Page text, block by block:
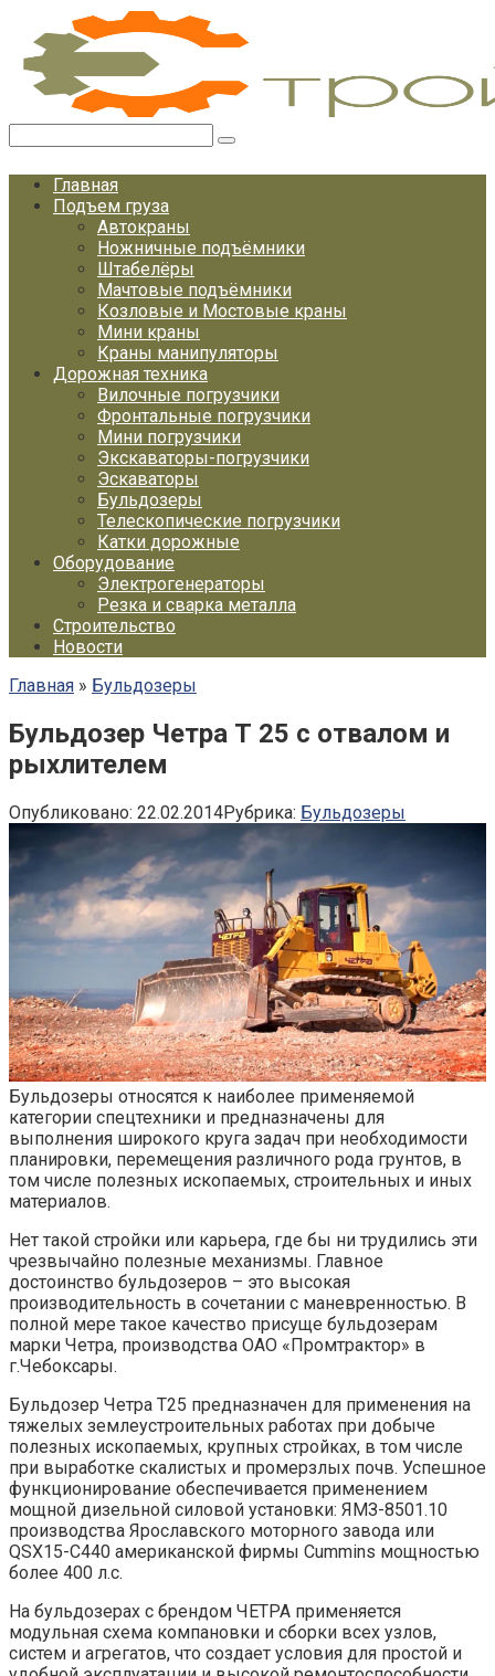
Перейти
контенту
Главная
Подъем груза
Автокраны
Ножничные подъёмники
Штабелёры
Мачтовые подъёмники
Козловые и Мостовые краны
Мини краны
Краны манипуляторы
Дорожная техника
Вилочные погрузчики
Фронтальные погрузчики
Мини погрузчики
Экскаваторы-погрузчики
Эскаваторы
Бульдозеры
Телескопические погрузчики
Катки дорожные
Оборудование
Электрогенераторы
Резка и сварка металла
Строительство
Новости
Главная » Бульдозеры
Бульдозер Четра Т 25 с отвалом и
рыхлителем
Опубликовано: 22.02.2014Рубрика: Бульдозеры
Бульдозеры относятся к наиболее применяемой
категории спецтехники и предназначены для
выполнения широкого круга задач при необходимости
планировки, перемещения различного рода грунтов, в
том числе полезных ископаемых, строительных и иных
материалов.
Нет такой стройки или карьера, где бы ни трудились эти
чрезвычайно полезные механизмы. Главное
достоинство бульдозеров – это высокая
производительность в сочетании с маневренностью. В
полной мере такое качество присуще бульдозерам
марки Четра, производства ОАО «Промтрактор» в
г.Чебоксары.
Бульдозер Четра Т25 предназначен для применения на
тяжелых землеустроительных работах при добыче
полезных ископаемых, крупных стройках, в том числе
при выработке скалистых и промерзлых почв. Успешное
функционирование обеспечивается применением
мощной дизельной силовой установки: ЯМЗ-8501.10
производства Ярославского моторного завода или
QSX15-C440 американской фирмы Cummins мощностью
более 400 л.с.
На бульдозерах с брендом ЧЕТРА применяется
модульная схема компановки и сборки всех узлов,
систем и агрегатов, что создает условия для простой и